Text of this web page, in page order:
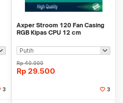
3
Axper Stroom 120 Fan Casing
RGB Kipas CPU 12 cm
Rp40.000
Rp 29.500
3